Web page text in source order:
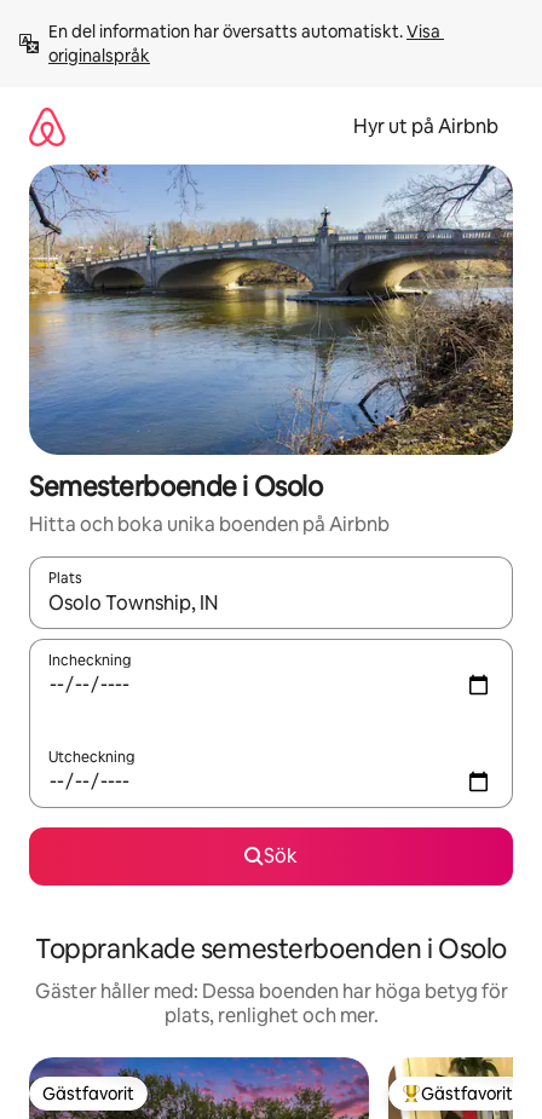
innehåll
En del information har översatts automatiskt. Visa
originalspråk
Hyr ut på Airbnb
Semesterboende i Osolo
Hitta och boka unika boenden på Airbnb
Plats
När resultaten är tillgängliga kan du navigera med upp- och
Incheckning
Utcheckning
Sök
Topprankade semesterboenden i Osolo
Gäster håller med: Dessa boenden har höga betyg för
plats, renlighet och mer.
Gästfavorit
Gästfavorit Populär
Gästfavorit